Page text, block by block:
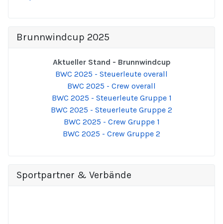
Brunnwindcup 2025
Aktueller Stand - Brunnwindcup
BWC 2025 - Steuerleute overall
BWC 2025 - Crew overall
BWC 2025 - Steuerleute Gruppe 1
BWC 2025 - Steuerleute Gruppe 2
BWC 2025 - Crew Gruppe 1
BWC 2025 - Crew Gruppe 2
Sportpartner & Verbände